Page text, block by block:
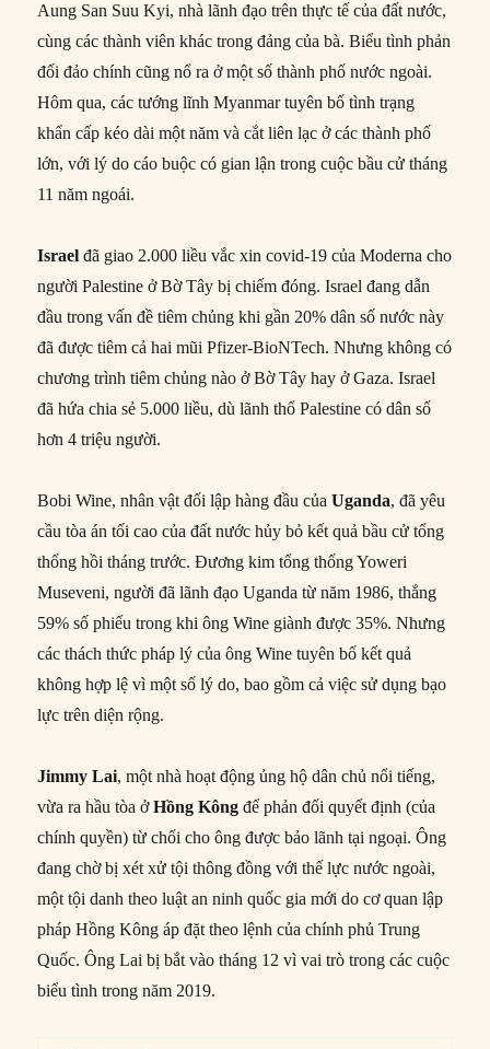
Aung San Suu Kyi, nhà lãnh đạo trên thực tế của đất nước,
cùng các thành viên khác trong đảng của bà. Biểu tình phản
đối đảo chính cũng nổ ra ở một số thành phố nước ngoài.
Hôm qua, các tướng lĩnh Myanmar tuyên bố tình trạng
khẩn cấp kéo dài một năm và cắt liên lạc ở các thành phố
lớn, với lý do cáo buộc có gian lận trong cuộc bầu cử tháng
11 năm ngoái.
Israel đã giao 2.000 liều vắc xin covid-19 của Moderna cho
người Palestine ở Bờ Tây bị chiếm đóng. Israel đang dẫn
đầu trong vấn đề tiêm chủng khi gần 20% dân số nước này
đã được tiêm cả hai mũi Pfizer-BioNTech. Nhưng không có
chương trình tiêm chủng nào ở Bờ Tây hay ở Gaza. Israel
đã hứa chia sẻ 5.000 liều, dù lãnh thổ Palestine có dân số
hơn 4 triệu người.
Bobi Wine, nhân vật đối lập hàng đầu củaUganda, đã yêu
cầu tòa án tối cao của đất nước hủy bỏ kết quả bầu cử tổng
thống hồi tháng trước. Đương kim tổng thống Yoweri
Museveni, người đã lãnh đạo Uganda từ năm 1986, thắng
59% số phiếu trong khi ông Wine giành được 35%. Nhưng
các thách thức pháp lý của ông Wine tuyên bố kết quả
không hợp lệ vì một số lý do, bao gồm cả việc sử dụng bạo
lực trên diện rộng.
Jimmy Lai, một nhà hoạt động ủng hộ dân chủ nổi tiếng,
vừa ra hầu tòa ởHồng Kông để phản đối quyết định (của
chính quyền) từ chối cho ông được bảo lãnh tại ngoại. Ông
đang chờ bị xét xử tội thông đồng với thế lực nước ngoài,
một tội danh theo luật an ninh quốc gia mới do cơ quan lập
pháp Hồng Kông áp đặt theo lệnh của chính phủ Trung
Quốc. Ông Lai bị bắt vào tháng 12 vì vai trò trong các cuộc
biểu tình trong năm 2019.